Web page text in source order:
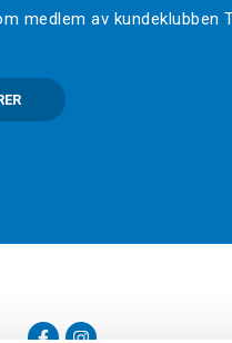
medlem av kundeklubben